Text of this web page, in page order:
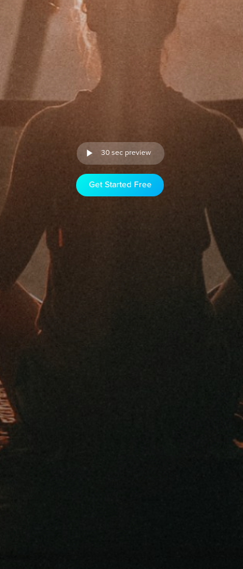
30 sec preview
Get Started Free